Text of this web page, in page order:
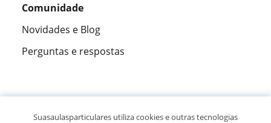
Comunidade
Novidades e Blog
Perguntas e respostas
Suasaulasparticulares utiliza cookies e outras tecnologias